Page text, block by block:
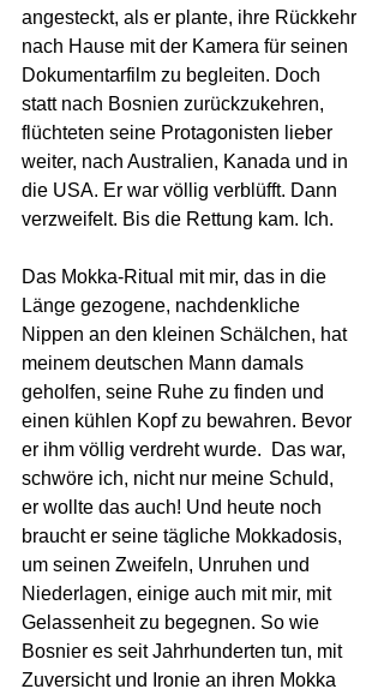
angesteckt, als er plante, ihre Rückkehr
nach Hause mit der Kamera für seinen
Dokumentarfilm zu begleiten. Doch
statt nach Bosnien zurückzukehren,
flüchteten seine Protagonisten lieber
weiter, nach Australien, Kanada und in
die USA. Er war völlig verblüfft. Dann
verzweifelt. Bis die Rettung kam. Ich.
Das Mokka-Ritual mit mir, das in die
Länge gezogene, nachdenkliche
Nippen an den kleinen Schälchen, hat
meinem deutschen Mann damals
geholfen, seine Ruhe zu finden und
einen kühlen Kopf zu bewahren. Bevor
er ihm völlig verdreht wurde.  Das war,
schwöre ich, nicht nur meine Schuld,
er wollte das auch! Und heute noch
braucht er seine tägliche Mokkadosis,
um seinen Zweifeln, Unruhen und
Niederlagen, einige auch mit mir, mit
Gelassenheit zu begegnen. So wie
Bosnier es seit Jahrhunderten tun, mit
Zuversicht und Ironie an ihren Mokka